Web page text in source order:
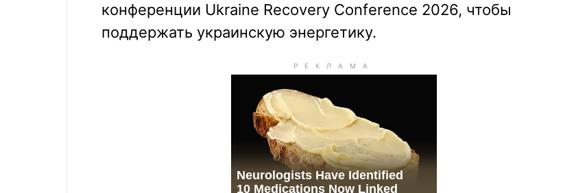
конференции Ukraine Recovery Conference 2026, чтобы
поддержать украинскую энергетику.